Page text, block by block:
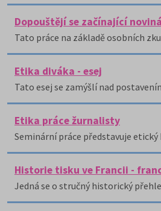
Dopouštějí se začínající
Tato práce na základě osobních
Etika diváka - esej
Tato esej se zamýšlí nad
Etika práce žurnalisty
Seminární práce představuje etický
Historie tisku ve Francii -
Jedná se o stručný historický